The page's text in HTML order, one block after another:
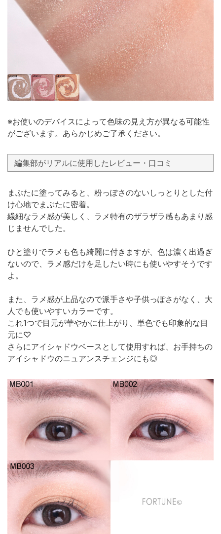
※お使いのデバイスによって色味の見え方が異なる可能性
がございます。あらかじめご了承ください。
編集部がリアルに使用したレビュー・口コミ
まぶたに塗ってみると、粉っぽさのないしっとりとした付
け心地でまぶたに密着。
繊細なラメ感が美しく、ラメ特有のザラザラ感もあまり感
じませんでした。
ひと塗りでラメも色も綺麗に付きますが、色は濃く出過ぎ
ないので、ラメ感だけを足したい時にも使いやすそうです
よ。
また、ラメ感が上品なので派手さや子供っぽさがなく、大
人でも使いやすいカラーです。
これ1つで目元が華やかに仕上がり、単色でも印象的な目
元に♡
さらにアイシャドウベースとして使用すれば、お手持ちの
アイシャドウのニュアンスチェンジにも◎